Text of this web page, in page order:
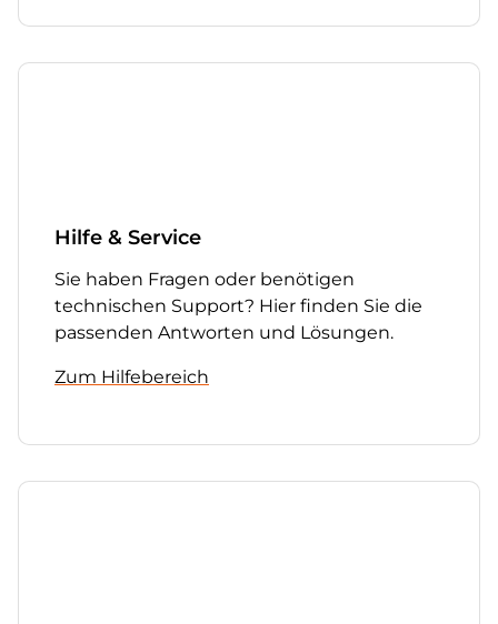
Hilfe & Service
Sie haben Fragen oder benötigen
technischen Support? Hier finden Sie die
passenden Antworten und Lösungen.
Zum Hilfebereich